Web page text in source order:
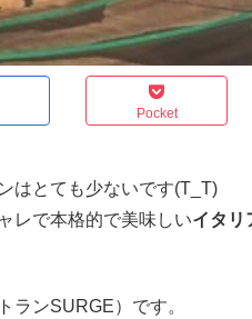
Pocket
はとても少ないです(T_T)
レで本格的で美味しいイタリ
ランSURGE）です。